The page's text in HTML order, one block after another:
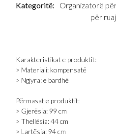
Kategoritë:
Organizatorë
për
Karakteristikat e produktit:
> Materiali: kompensatë
> Ngjyra: e bardhë
Përmasat e produktit:
> Gjerësia: 99 cm
> Thellësia: 44 cm
> Lartësia: 94 cm